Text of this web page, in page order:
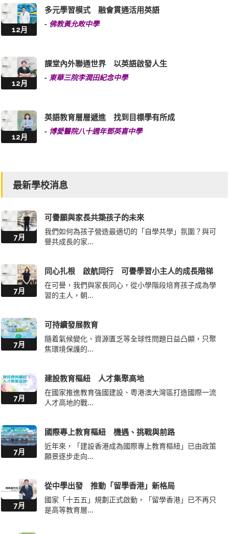
12月
多元學習模式 融會貫通活用英語
- 佛教黃允畋中學
12月
課堂內外聯通世界 以英語啟發人生
- 東華三院李潤田紀念中學
12月
英語教育層層遞進 找到目標學有所成
- 博愛醫院八十週年鄧英喜中學
最新學校消息
7月
可譽願與家長共築孩子的未來
我們如何為孩子營造最適切的「自學共學」氛圍？與可
譽共成長的家...
7月
同心扎根 啟航同行 可譽學習小主人的成長階梯
在可譽，我們與家長同心，從小學階段培育孩子成為學
習的主人，朝...
7月
可持續發展教育
隨着氣候變化、資源匱乏等全球性問題日益凸顯，只聚
焦環境保護的...
7月
建設教育樞紐 人才集聚高地
在國家推進教育強國建設、粵港澳大灣區打造國際一流
人才高地的戰...
7月
國際專上教育樞紐 機遇、挑戰與前路
近年來，「建設香港成為國際專上教育樞紐」已由政策
願景逐步走向...
7月
從中學出發 推動「留學香港」新格局
國家「十五五」規劃正式啟動，「留學香港」已不再只
是高等教育層...